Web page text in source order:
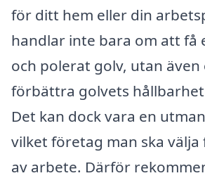
för ditt hem eller din
handlar inte bara om att få
och polerat golv, utan även
förbättra golvets
Det kan dock vara en
vilket företag man ska
av arbete. Därför